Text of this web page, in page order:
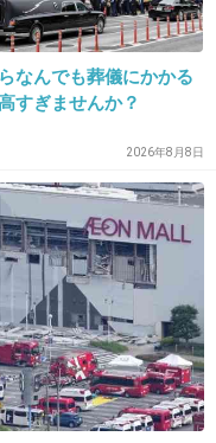
-35
てる国に
れたくない！
人のこと「スー
なんでも葬儀にかかる
すぎませんか？
2026年8月8日